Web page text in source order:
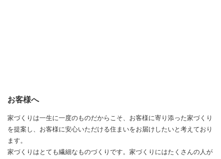
お客様へ
家づくりは一生に一度のものだからこそ、お客様に寄り添った家づくり
を提案し、お客様に安心いただける住まいをお届けしたいと考えており
ます。
家づくりはとても繊細なものづくりです。家づくりにはたくさんの人が